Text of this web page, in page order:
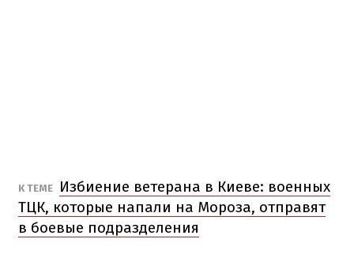
К ТЕМЕ
Избиение ветерана в Киеве: военных
ТЦК, которые напали на Мороза, отправят
в боевые подразделения